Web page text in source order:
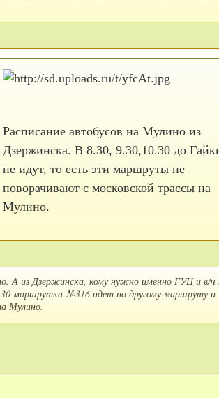
Расписание автобусов на Мулино из
Дзержинска. В 8.30, 9.30,10.30 до
не идут, то есть эти маршруты не
поворачивают с московской трассы на
Мулино.
А из Дзержинска, кому нужно именно ГУЦ и в/ч
маршрутка №316 идет по другому маршруту
Мулино.